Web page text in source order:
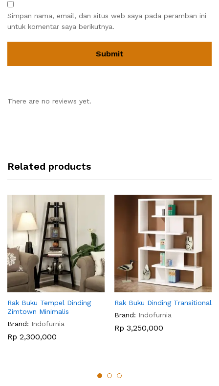
Simpan nama, email, dan situs web saya pada peramban ini
untuk komentar saya berikutnya.
There are no reviews yet.
Related products
Rak Buku Tempel Dinding
Zimtown Minimalis
Brand: Indofurnia
Rp 2,300,000
Rak Buku Dinding Transitional
Brand: Indofurnia
Rp 3,250,000